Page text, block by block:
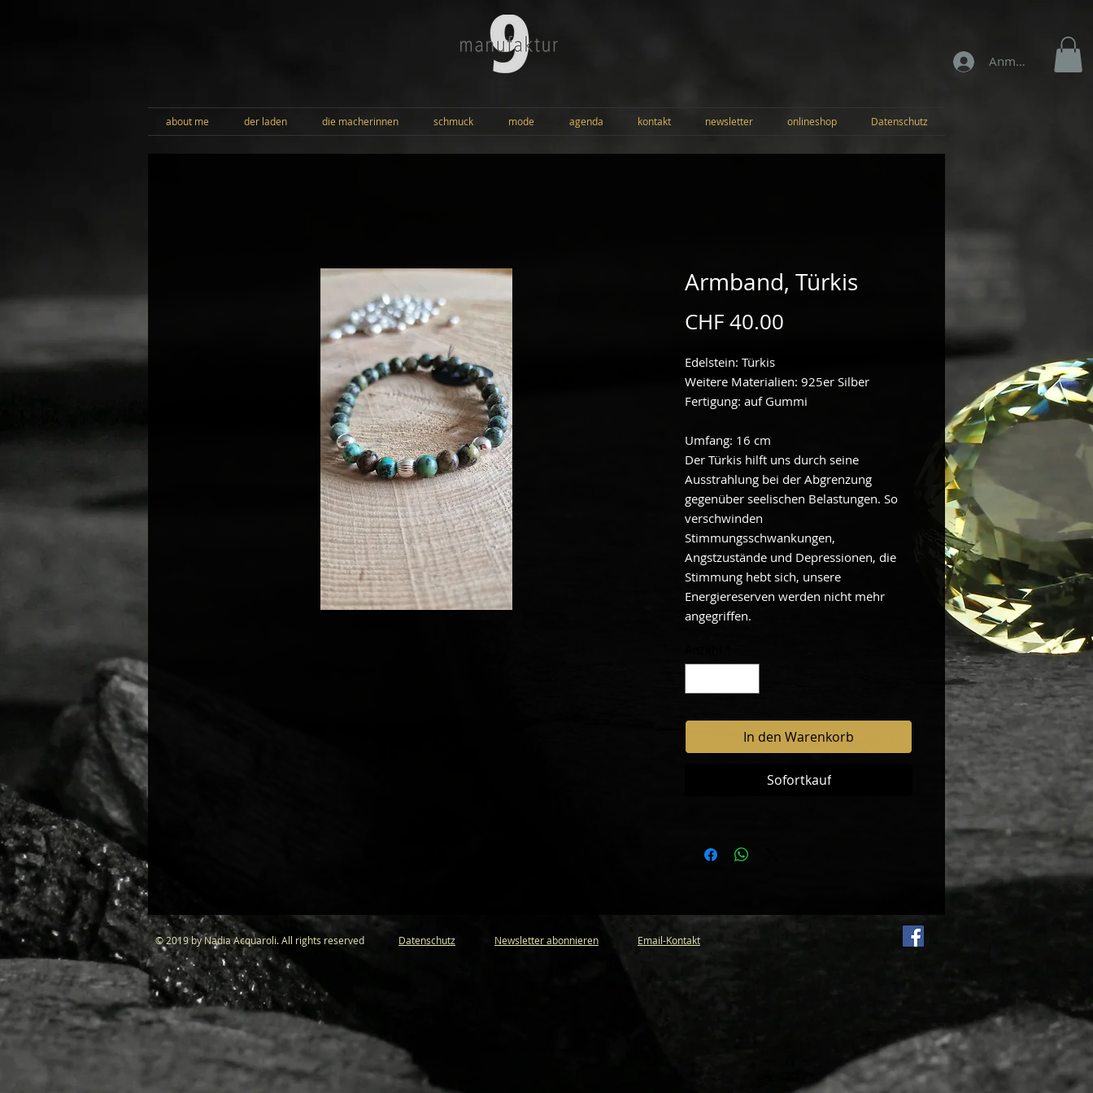
Anmelden
about me der laden die macherinnen schmuck mode agenda kontakt newsletter onlineshop Datenschutz
Armband, Türkis
CHF 40.00
Edelstein: Türkis
Weitere Materialien: 925er Silber
Fertigung: auf Gummi
Umfang: 16 cm
Der Türkis hilft uns durch seine
Ausstrahlung bei der Abgrenzung
gegenüber seelischen Belastungen. So
verschwinden
Stimmungsschwankungen,
Angstzustände und Depressionen, die
Stimmung hebt sich, unsere
Energiereserven werden nicht mehr
angegriffen.
In den Warenkorb
Sofortkauf
© 2019 by Nadia Acquaroli. All rights reserved Datenschutz Newsletter abonnieren Email-Kontakt